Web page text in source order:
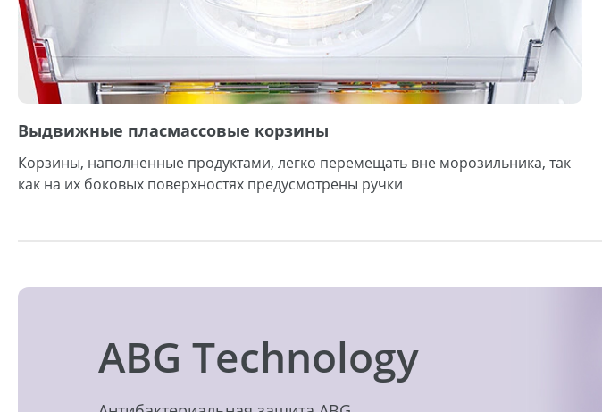
Выдвижные пласмассовые корзины
Корзины, наполненные продуктами, легко перемещать вне морозильника, так
как на их боковых поверхностях предусмотрены ручки
ABG Technology